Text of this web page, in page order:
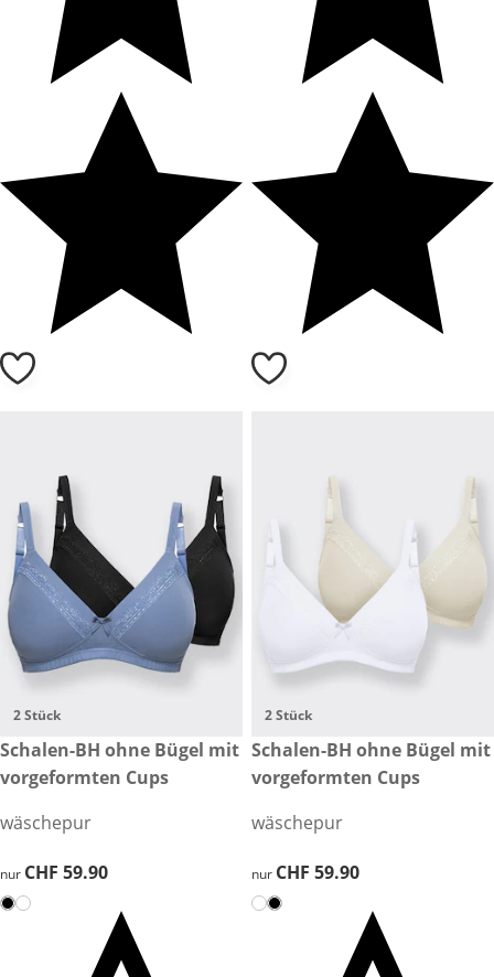
2 Stück
CHF 59.90
Schalen-BH ohne Bügel mit
vorgeformten Cups
wäschepur
CHF 59.90
nur CHF 59.90
2 Stück
CHF 59.90
Schalen-BH ohne Bügel mit
vorgeformten Cups
wäschepur
CHF 59.90
nur CHF 59.90